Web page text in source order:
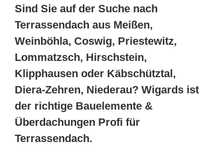
Sind Sie auf der Suche nach
Terrassendach aus Meißen,
Weinböhla, Coswig, Priestewitz,
Lommatzsch, Hirschstein,
Klipphausen oder Käbschütztal,
Diera-Zehren, Niederau? Wigards ist
der richtige Bauelemente &
Überdachungen Profi für
Terrassendach.